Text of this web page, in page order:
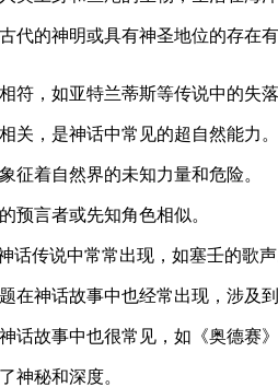
的神明或具有神圣地位的存在
，如亚特兰蒂斯等传说中的失落
关，是神话中常见的超自然能力。
征着自然界的未知力量和危险。
预言者或先知角色相似。
话传说中常常出现，如塞壬的歌声
神话故事中也经常出现，涉及
故事中也很常见，如《奥德赛
神秘和深度。